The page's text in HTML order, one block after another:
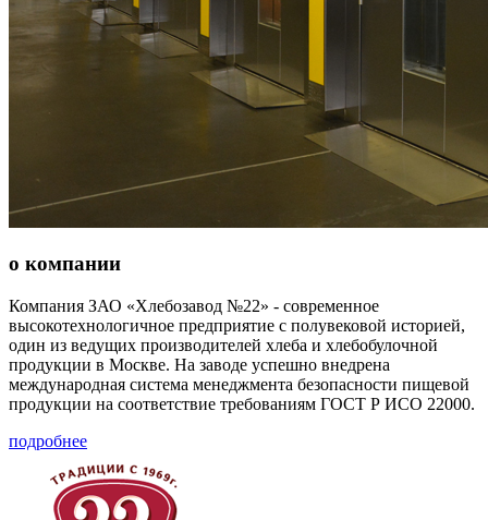
о компании
Компания ЗАО «Хлебозавод №22» - современное
высокотехнологичное предприятие с полувековой историей,
один из ведущих производителей хлеба и хлебобулочной
продукции в Москве. На заводе успешно внедрена
международная система менеджмента безопасности пищевой
продукции на соответствие требованиям ГОСТ Р ИСО 22000.
подробнее